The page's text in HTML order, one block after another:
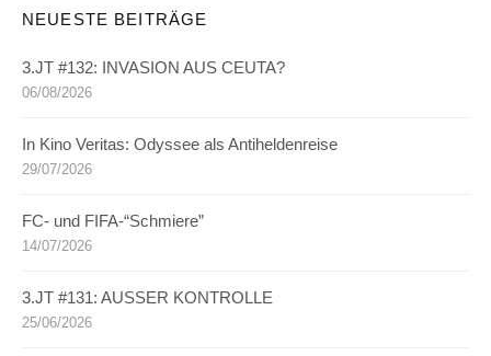
NEUESTE BEITRÄGE
3.JT #132: INVASION AUS CEUTA?
06/08/2026
In Kino Veritas: Odyssee als Antiheldenreise
29/07/2026
FC- und FIFA-“Schmiere”
14/07/2026
3.JT #131: AUSSER KONTROLLE
25/06/2026